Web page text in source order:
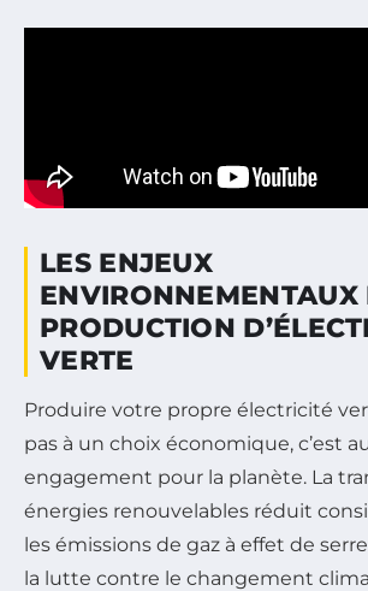
LES ENJEUX
ENVIRONNEMENTAUX
PRODUCTION
VERTE
Produire votre propre électricité
pas à un choix économique, c’est
engagement pour la planète. La
énergies renouvelables réduit
les émissions de gaz à effet de
la lutte contre le changement